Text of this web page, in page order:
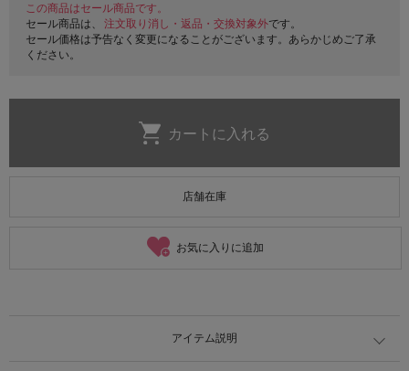
この商品はセール商品です。
セール商品は、 注文取り消し・返品・交換対象外です。
セール価格は予告なく変更になることがございます。あらかじめご了承
ください。
店舗在庫
お気に入りに追加
アイテム説明